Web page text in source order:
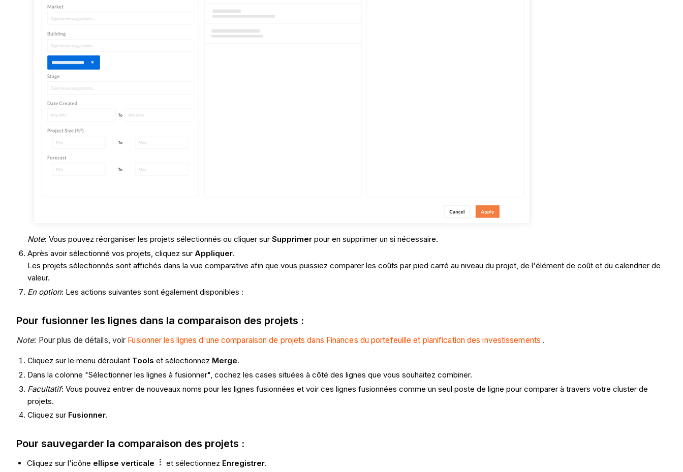
Note: Vous pouvez réorganiser les projets sélectionnés ou cliquer surSupprimer pour en supprimer un si nécessaire.
Après avoir sélectionné vos projets, cliquez sur Appliquer.
Les projets sélectionnés sont affichés dans la vue comparative afin que vous puissiez comparer les coûts par pied carré au niveau du projet, de l'élément de coût et du calendrier de
valeur.
En option: Les actions suivantes sont également disponibles :
Pour fusionner les lignes dans la comparaison des projets :
Note: Pour plus de détails, voir Fusionner les lignes d'une comparaison de projets dans Finances du portefeuille et planification des investissements .
Cliquez sur le menu déroulant Tools et sélectionnez Merge.
Dans la colonne "Sélectionner les lignes à fusionner", cochez les cases situées à côté des lignes que vous souhaitez combiner.
Facultatif: Vous pouvez entrer de nouveaux noms pour les lignes fusionnées et voir ces lignes fusionnées comme un seul poste de ligne pour comparer à travers votre cluster de
projets.
Cliquez sur Fusionner.
Pour sauvegarder la comparaison des projets :
Cliquez sur l'icône ellipse verticale et sélectionnez Enregistrer.